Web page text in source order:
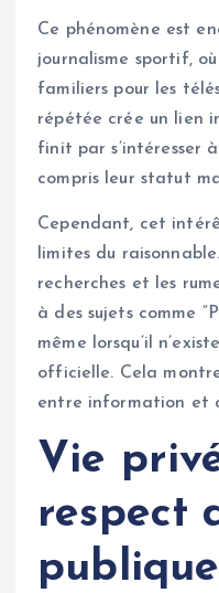
Ce phénomène est
journalisme sportif,
familiers pour les
répétée crée un lien
finit par s’intéresser
compris leur statut
Cependant, cet
limites du
recherches et les
à des sujets comme
même lorsqu’il
officielle. Cela
entre information et
Vie
respect